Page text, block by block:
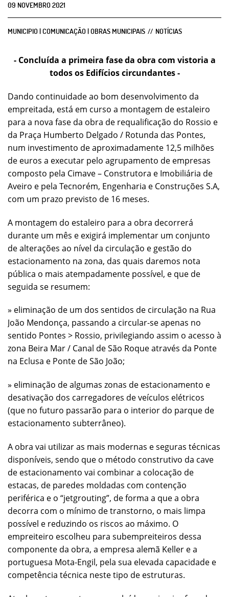
09 NOVEMBRO2021
MUNICIPIO | COMUNICAÇÃO | OBRAS MUNICIPAIS NOTÍCIAS
- Concluída a primeira fase da obra com vistoria a
todos os Edifícios circundantes -
Dando continuidade ao bom desenvolvimento da
empreitada, está em curso a montagem de estaleiro
para a nova fase da obra de requalificação do Rossio e
da Praça Humberto Delgado / Rotunda das Pontes,
num investimento de aproximadamente 12,5 milhões
de euros a executar pelo agrupamento de empresas
composto pela Cimave – Construtora e Imobiliária de
Aveiro e pela Tecnorém, Engenharia e Construções S.A,
com um prazo previsto de 16 meses.
A montagem do estaleiro para a obra decorrerá
durante um mês e exigirá implementar um conjunto
de alterações ao nível da circulação e gestão do
estacionamento na zona, das quais daremos nota
pública o mais atempadamente possível, e que de
seguida se resumem:
» eliminação de um dos sentidos de circulação na Rua
João Mendonça, passando a circular-se apenas no
sentido Pontes > Rossio, privilegiando assim o acesso à
zona Beira Mar / Canal de São Roque através da Ponte
na Eclusa e Ponte de São João;
» eliminação de algumas zonas de estacionamento e
desativação dos carregadores de veículos elétricos
(que no futuro passarão para o interior do parque de
estacionamento subterrâneo).
A obra vai utilizar as mais modernas e seguras técnicas
disponíveis, sendo que o método construtivo da cave
de estacionamento vai combinar a colocação de
estacas, de paredes moldadas com contenção
periférica e o “jetgrouting”, de forma a que a obra
decorra com o mínimo de transtorno, o mais limpa
possível e reduzindo os riscos ao máximo. O
empreiteiro escolheu para subempreiteiros dessa
componente da obra, a empresa alemã Keller e a
portuguesa Mota-Engil, pela sua elevada capacidade e
competência técnica neste tipo de estruturas.